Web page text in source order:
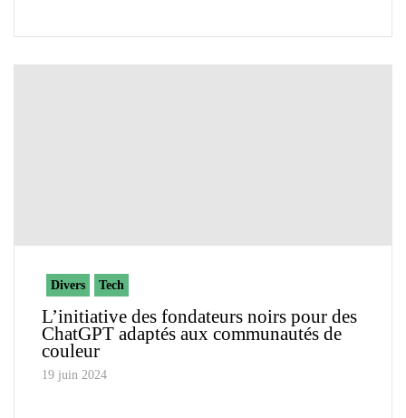
Divers Tech
L’initiative des fondateurs noirs pour des
ChatGPT adaptés aux communautés de
couleur
19 juin 2024